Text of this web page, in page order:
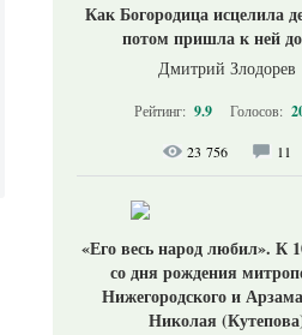
Как Богородица исцелила
потом пришла к ней
Дмитрий Злодорев
Рейтинг: 9.9 Голосов:
23 756 11
«Его весь народ любил». К
со дня рождения
Нижегородского и
Николая